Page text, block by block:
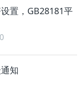
置，GB28181平
知